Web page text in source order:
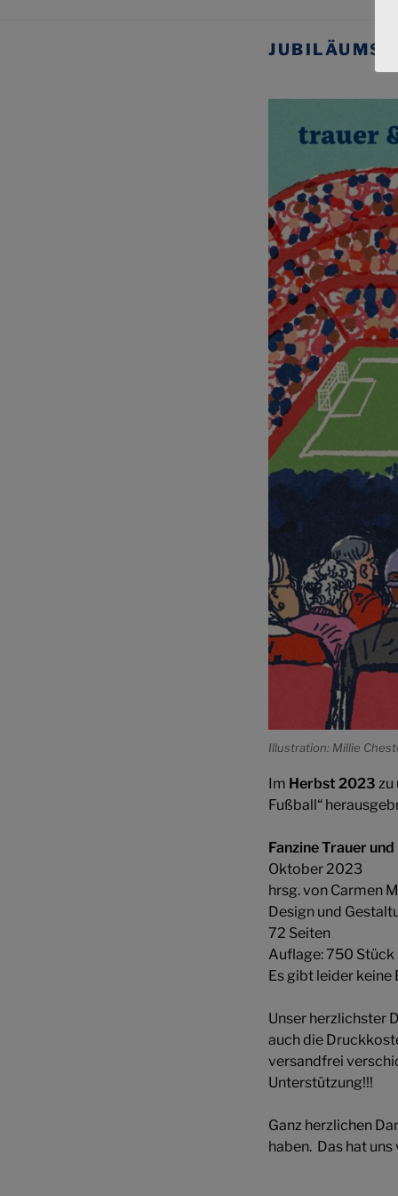
Illustration: Millie
Im Herbst 2023 zu
Fußball“
Fanzine Trauer
Oktober 2023
hrsg. von Carmen
Design und
72 Seiten
Auflage: 750 Stück
Es gibt leider keine
Unser herzlichster
auch die
versandfrei
Unterstützung!!!
Ganz herzlichen
haben. Das hat